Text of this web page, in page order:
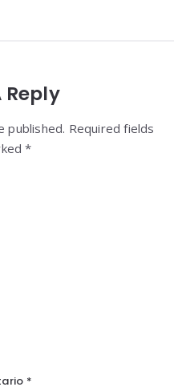
Reply
published. Required fields
*
*